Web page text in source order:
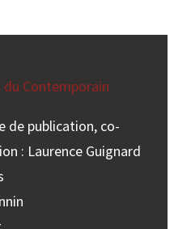
Contemporain
de publication, co-
: Laurence Guignard